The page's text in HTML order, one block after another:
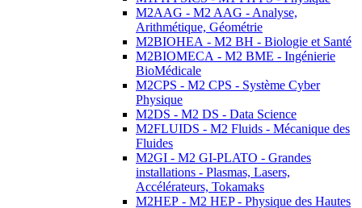
M2AAG - M2 AAG - Analyse,
Arithmétique, Géométrie
M2BIOHEA - M2 BH - Biologie et Santé
M2BIOMECA - M2 BME - Ingénierie
BioMédicale
M2CPS - M2 CPS - Système Cyber
Physique
M2DS - M2 DS - Data Science
M2FLUIDS - M2 Fluids - Mécanique des
Fluides
M2GI - M2 GI-PLATO - Grandes
installations - Plasmas, Lasers,
Accélérateurs, Tokamaks
M2HEP - M2 HEP - Physique des Hautes